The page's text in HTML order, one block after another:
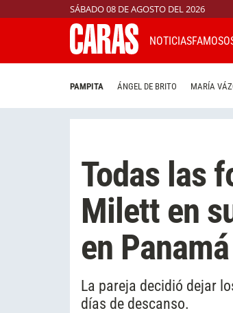
SÁBADO 08 DE AGOSTO DEL 2026
NOTICIAS
PAMPITA ÁNGEL DE BRITO MARÍA
Todas las
Milett en
en Panamá
La pareja decidió dejar
días de descanso.